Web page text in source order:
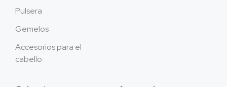
Pulsera
Gemelos
Accesorios para el
cabello